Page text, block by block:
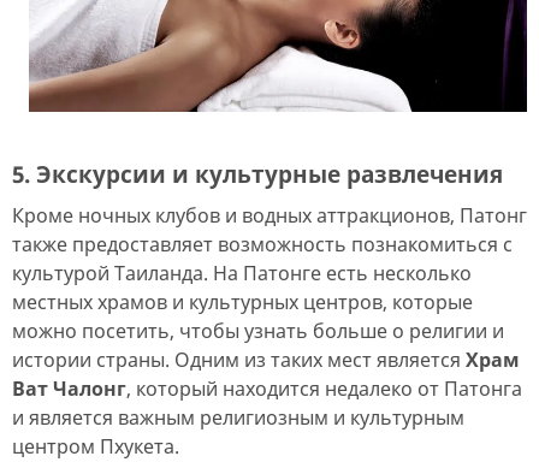
5. Экскурсии и культурные развлечения
Кроме ночных клубов и водных аттракционов, Патонг
также предоставляет возможность познакомиться с
культурой Таиланда. На Патонге есть несколько
местных храмов и культурных центров, которые
можно посетить, чтобы узнать больше о религии и
истории страны. Одним из таких мест является Храм
Ват Чалонг, который находится недалеко от Патонга
и является важным религиозным и культурным
центром Пхукета.